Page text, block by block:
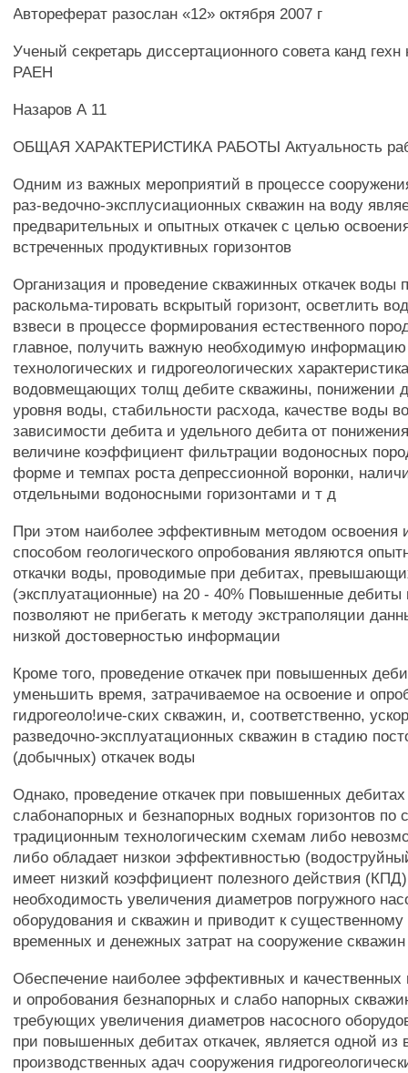
Автореферат разослан «12» октября 2007 г
Ученый секретарь диссертационного совета канд гехн
РАЕН
Назаров А 11
ОБЩАЯ ХАРАКТЕРИСТИКА РАБОТЫ Актуальность
Одним из важных мероприятий в процессе
раз-ведочно-эксплусиационных скважин на воду
предварительных и опытных откачек с целью
встреченных продуктивных горизонтов
Организация и проведение скважинных откачек воды
раскольма-тировать вскрытый горизонт, осветлить
взвеси в процессе формирования естественного
главное, получить важную необходимую
технологических и гидрогеологических
водовмещающих толщ дебите скважины, понижении
уровня воды, стабильности расхода, качестве воды
зависимости дебита и удельного дебита от
величине коэффициент фильтрации водоносных
форме и темпах роста депрессионной воронки,
отдельными водоносными горизонтами и т д
При этом наиболее эффективным методом освоения
способом геологического опробования являются
откачки воды, проводимые при дебитах,
(эксплуатационные) на 20 - 40% Повышенные дебиты
позволяют не прибегать к методу экстраполяции
низкой достоверностью информации
Кроме того, проведение откачек при повышенных
уменьшить время, затрачиваемое на освоение и
гидрогеоло!иче-ских скважин, и, соответственно,
разведочно-эксплуатационных скважин в стадию
(добычных) откачек воды
Однако, проведение откачек при повышенных
слабонапорных и безнапорных водных горизонтов
традиционным технологическим схемам либо
либо обладает низкои эффективностью
имеет низкий коэффициент полезного действия
необходимость увеличения диаметров погружного
оборудования и скважин и приводит к
временных и денежных затрат на сооружение
Обеспечение наиболее эффективных и качественных
и опробования безнапорных и слабо напорных
требующих увеличения диаметров насосного
при повышенных дебитах откачек, является одной
производственных адач сооружения